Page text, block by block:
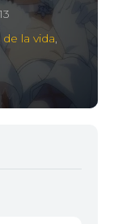
la vida,